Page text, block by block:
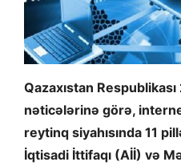
Qazaxıstan
nəticələrinə görə,
reytinq siyahısında 11
İqtisadi İttifaqı (Aİİ) və